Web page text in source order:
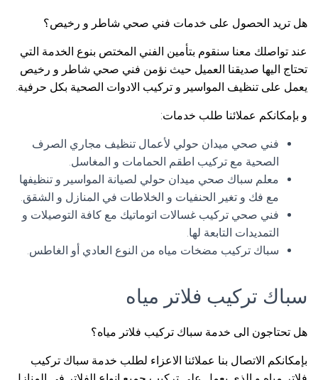
هل تريد الحصول على خدمات فني صحي شاطر و رخيص؟
عند تواصلك معنا سنقوم بتأمين الفني المختص بنوع الخدمة التي
تحتاج اليها صديقنا العميل حيث نؤمن فني صحي شاطر و رخيص
يعمل على تنظيف المواسير و تركيب الادوات الصحية بكل حرفية.
و بإمكانكم عملائنا طلب خدمات:
فني صحي ميدان حولي لأعمال تنظيف مجاري الصرف
الصحية مع تركيب اطقم الحمامات و المغاسل.
معلم سباك صحي ميدان حولي لصيانة المواسير و تنظيفها
مع فك و تغير الحنفيات و الخلاطات في المنازل و الشقق.
فني صحي تركيب غسالات اتوماتيك مع كافة التوصيلات و
التمديدات التابعة لها.
سباك تركيب مضخات مياه من النوع العادي أو الغاطس.
سباك تركيب فلاتر مياه
هل تحتاجون الى خدمة سباك تركيب فلاتر مياه؟
بإمكانكم الاتصال بنا عملائنا الاعزاء لطلب خدمة سباك تركيب